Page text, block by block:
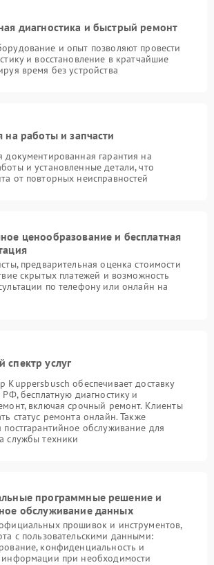
диагностика и быстрый ремонт
и опыт позволяют провести
и восстановление в кратчайшие
время без устройства
на работы и запчасти
документированная гарантия на
и установленные детали, что
от повторных неисправностей
ценообразование и бесплатная
предварительная оценка стоимости
скрытых платежей и возможность
по телефону или онлайн на
спектр услуг
Kuppersbusch обеспечивает доставку
бесплатную диагностику и
включая срочный ремонт. Клиенты
статус ремонта онлайн. Также
постгарантийное обслуживание для
службы техники
программные решение и
обслуживание данных
прошивок и инструментов,
с пользовательскими данными:
конфиденциальность и
информации при необходимости